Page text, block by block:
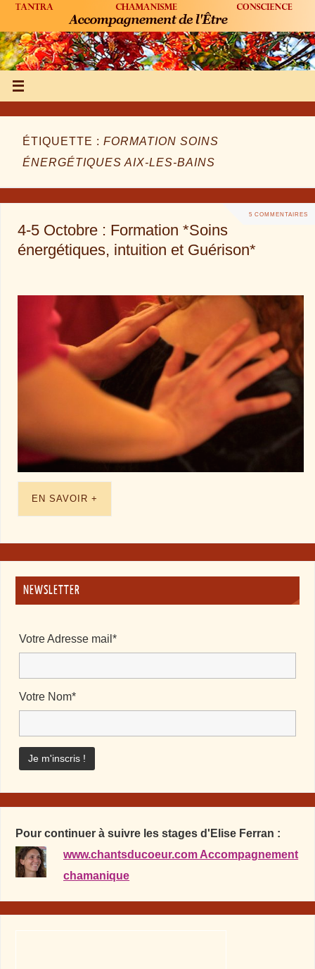
ÉTIQUETTE : FORMATION SOINS
ÉNERGÉTIQUES AIX-LES-BAINS
5 COMMENTAIRES
4-5 Octobre : Formation *Soins
énergétiques, intuition et Guérison*
EN SAVOIR +
NEWSLETTER
Votre Adresse mail*
Votre Nom*
Pour continuer à suivre les stages d'Elise Ferran :
www.chantsducoeur.com Accompagnement
chamanique